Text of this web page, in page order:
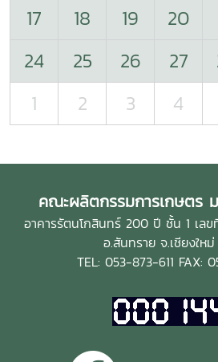
17
18 19 20
24
25 26 27
1
2 3 4
คณะผลิตกรรมการเกษตร
อาคารรัตนโกสินทร์ 200 ปี ชั้น 1 เล
อ.สันทราย จ.เชียงให
TEL: 053-873-611 FAX: